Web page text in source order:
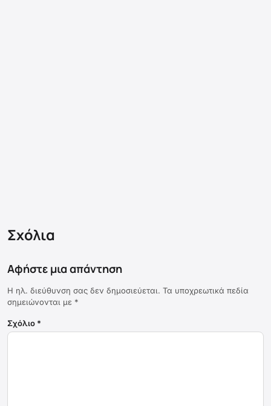
Σχόλια
Αφήστε μια απάντηση
Η ηλ. διεύθυνση σας δεν δημοσιεύεται. Τα υποχρεωτικά πεδία
σημειώνονται με *
Σχόλιο *